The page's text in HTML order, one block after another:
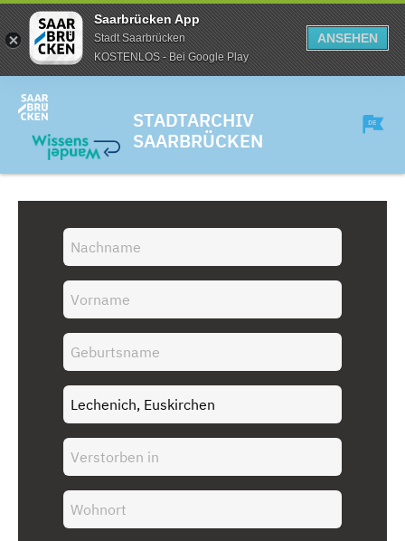
Saarbrücken App
Stadt Saarbrücken
KOSTENLOS - Bei Google Play
ANSEHEN
STADTARCHIV
SAARBRÜCKEN